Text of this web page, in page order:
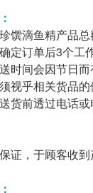
馔滴鱼精产品
定订单后3个工
时间会因节日
视乎相关货品
货前透过电话或
证，于顾客收